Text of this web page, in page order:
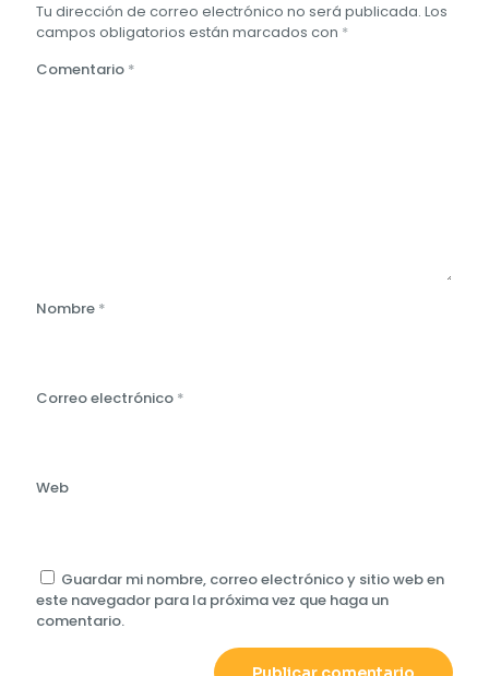
Tu dirección de correo electrónico no será publicada. Los
campos obligatorios están marcados con *
Comentario *
Nombre *
Correo electrónico *
Web
Guardar mi nombre, correo electrónico y sitio web en
este navegador para la próxima vez que haga un
comentario.